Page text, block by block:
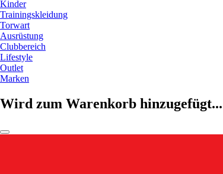
Kinder
Trainingskleidung
Torwart
Ausrüstung
Clubbereich
Lifestyle
Outlet
Marken
Wird zum Warenkorb hinzugefügt...